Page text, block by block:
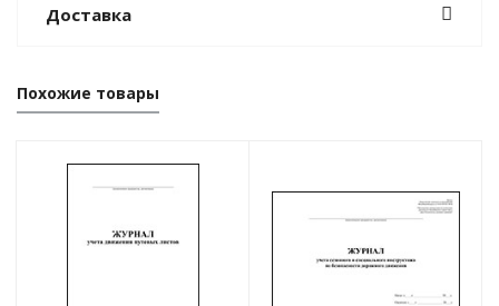
Доставка
Похожие товары